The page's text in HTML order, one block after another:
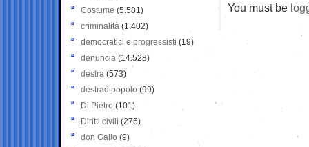
You must be
Costume (5.581)
criminalità (1.402)
democratici e progressisti (19)
denuncia (14.528)
destra (573)
destradipopolo (99)
Di Pietro (101)
Diritti civili (276)
don Gallo (9)